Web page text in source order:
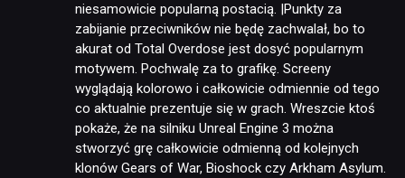
niesamowicie popularną postacią. |Punkty za
zabijanie przeciwników nie będę zachwalał, bo to
akurat od Total Overdose jest dosyć popularnym
motywem. Pochwalę za to grafikę. Screeny
wyglądają kolorowo i całkowicie odmiennie od tego
co aktualnie prezentuje się w grach. Wreszcie ktoś
pokaże, że na silniku Unreal Engine 3 można
stworzyć grę całkowicie odmienną od kolejnych
klonów Gears of War, Bioshock czy Arkham Asylum.